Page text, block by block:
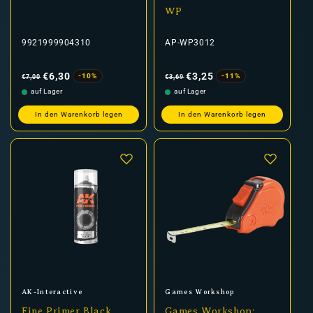
9921999904310
Preis
€7,00 €6,30
-10%
auf Lager
In den Warenkorb legen
WP
AP-WP3012
Preis
€3,69 €3,25
-11%
auf Lager
In den Warenkorb legen
Anbieter:
AK-Interactive Anbieter:
Games Workshop